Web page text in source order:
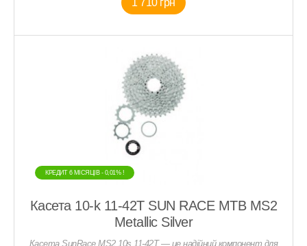
1 710 грн
КРЕДИТ 6 МIСЯЦIВ - 0,01% !
Касета 10-k 11-42T SUN RACE MTB MS2
Metallic Silver
Касета SunRace MS2 10s 11-42T — це надійний компонент для